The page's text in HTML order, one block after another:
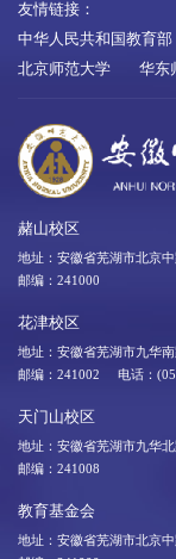
友情链接：
中华人民共和国教育部
北京师范大学
华东
赭山校区
地址：安徽省芜湖市北京
邮编：241000
花津校区
地址：安徽省芜湖市九华
邮编：241002 电话：
天门山校区
地址：安徽省芜湖市九华
邮编：241008
教育基金会
地址：安徽省芜湖市北京